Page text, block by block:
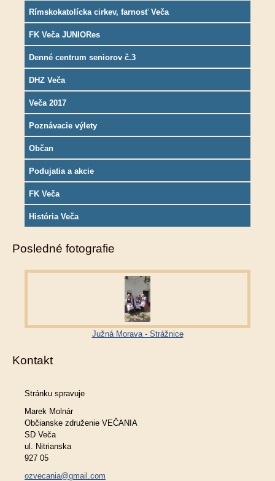
Rímskokatolícka cirkev, farnosť Veča
FK Veča JUNIORes
Denné centrum seniorov č.3
DHZ Veča
Veča 2017
Poznávacie výlety
Občan
Podujatia a akcie
FK Veča
História Veča
Posledné fotografie
Južná Morava - Strážnice
Kontakt
Stránku spravuje
Marek Molnár
Občianske združenie VEČANIA
SD Veča
ul. Nitrianska
927 05
ozvecania@gmail.com